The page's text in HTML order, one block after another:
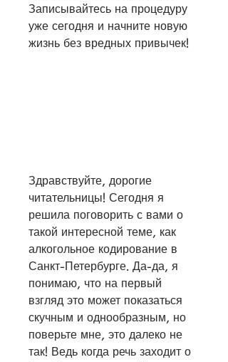
Записывайтесь на процедуру
уже сегодня и начните новую
жизнь без вредных привычек!
Здравствуйте, дорогие
читательницы! Сегодня я
решила поговорить с вами о
такой интересной теме, как
алкогольное кодирование в
Санкт-Петербурге. Да-да, я
понимаю, что на первый
взгляд это может показаться
скучным и однообразным, но
поверьте мне, это далеко не
так! Ведь когда речь заходит о